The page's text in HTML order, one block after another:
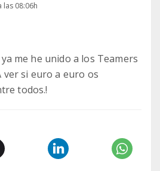
las 08:06h
me he unido a los Teamers
ver si euro a euro os
todos.!